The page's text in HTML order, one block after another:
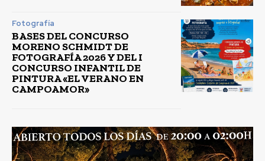
Fotografía
BASES DEL CONCURSO
MORENO SCHMIDT DE
FOTOGRAFÍA 2026 Y DEL I
CONCURSO INFANTIL DE
PINTURA «EL VERANO EN
CAMPOAMOR»